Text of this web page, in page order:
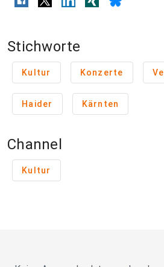
Stichworte
Kultur Konzerte
Haider Kärnten
Channel
Kultur